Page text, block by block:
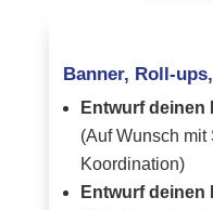
Banner, Roll-
Entwurf deinen
(Auf Wunsch mit
Koordination)
Entwurf deinen